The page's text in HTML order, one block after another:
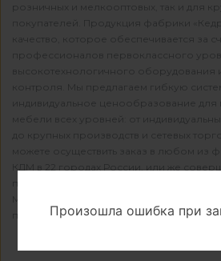
розничных и мелкооптовых, так и для
покупателей. Продукция фабрики
качество, которое обеспечивается за
профессионалов первоклассного
высокотехнологичного оборудования
контроля. Мы предлагаем гибкую
индивидуальное ценообразование для
мебели всех уровней: от
до крупных производств и сетевых
можете осуществить заказ в любом из
КДМ в 22 городах России, или же
партнерство!Произошла ошибка при